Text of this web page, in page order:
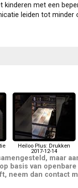
met een beperking
leiden tot minder ongemak
Heiloo Plus: Drukken
2017-12-14
maar
basis van
neem dan contact